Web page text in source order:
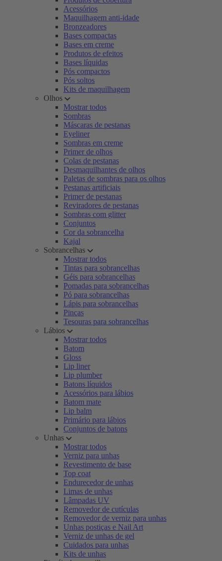
Acessórios
Maquilhagem anti-idade
Bronzeadores
Bases compactas
Bases em creme
Produtos de efeitos
Bases líquidas
Pós compactos
Pós soltos
Kits de maquilhagem
Olhos
Mostrar todos
Sombras
Máscaras de pestanas
Eyeliner
Sombras em creme
Primer de olhos
Colas de pestanas
Desmaquilhantes de olhos
Paletas de sombras para os olhos
Pestanas artificiais
Primer de pestanas
Reviradores de pestanas
Sombras com glitter
Conjuntos
Cor da sobrancelha
Kajal
Sobrancelhas
Mostrar todos
Tintas para sobrancelhas
Géis para sobrancelhas
Pomadas para sobrancelhas
Pó para sobrancelhas
Lápis para sobrancelhas
Pinças
Tesouras para sobrancelhas
Lábios
Mostrar todos
Batom
Gloss
Lip liner
Lip plumber
Batons líquidos
Acessórios para lábios
Batom mate
Lip balm
Primário para lábios
Conjuntos de batons
Unhas
Mostrar todos
Verniz para unhas
Revestimento de base
Top coat
Endurecedor de unhas
Limas de unhas
Lâmpadas UV
Removedor de cutículas
Removedor de verniz para unhas
Unhas postiças e Nail Art
Verniz de unhas de gel
Cuidados para unhas
Kits de unhas